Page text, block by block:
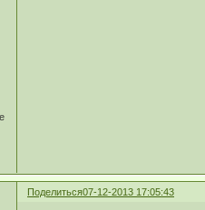
Поделиться07-12-2013 17:05:43